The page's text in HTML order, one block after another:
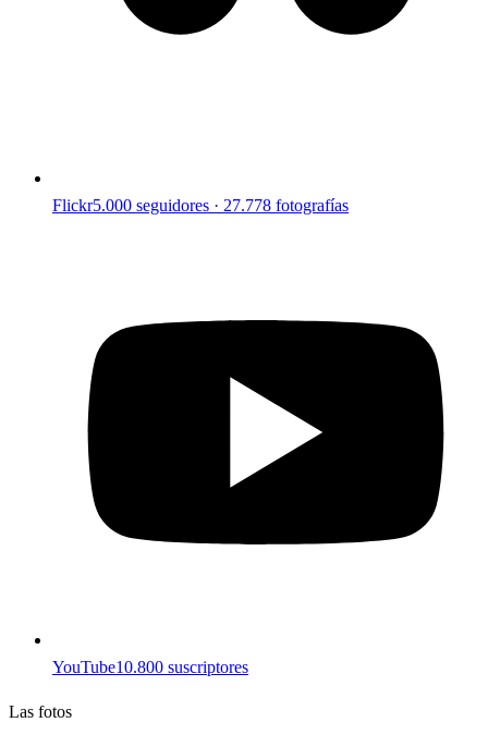
Flickr5.000 seguidores · 27.778 fotografías
YouTube10.800 suscriptores
Las fotos